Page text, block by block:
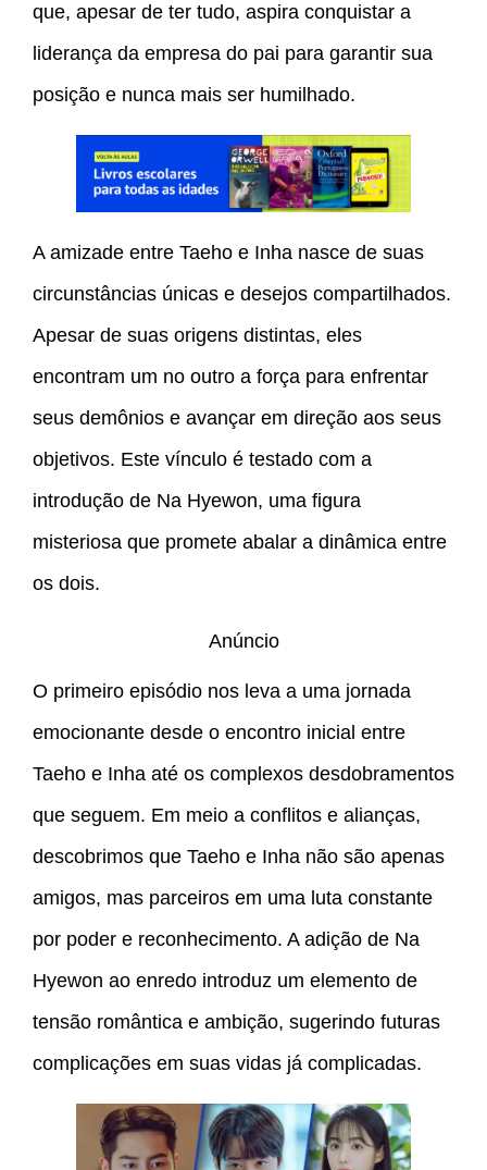
que, apesar de ter tudo, aspira conquistar a
liderança da empresa do pai para garantir sua
posição e nunca mais ser humilhado.
A amizade entre Taeho e Inha nasce de suas
circunstâncias únicas e desejos compartilhados.
Apesar de suas origens distintas, eles
encontram um no outro a força para enfrentar
seus demônios e avançar em direção aos seus
objetivos. Este vínculo é testado com a
introdução de Na Hyewon, uma figura
misteriosa que promete abalar a dinâmica entre
os dois.
Anúncio
O primeiro episódio nos leva a uma jornada
emocionante desde o encontro inicial entre
Taeho e Inha até os complexos desdobramentos
que seguem. Em meio a conflitos e alianças,
descobrimos que Taeho e Inha não são apenas
amigos, mas parceiros em uma luta constante
por poder e reconhecimento. A adição de Na
Hyewon ao enredo introduz um elemento de
tensão romântica e ambição, sugerindo futuras
complicações em suas vidas já complicadas.